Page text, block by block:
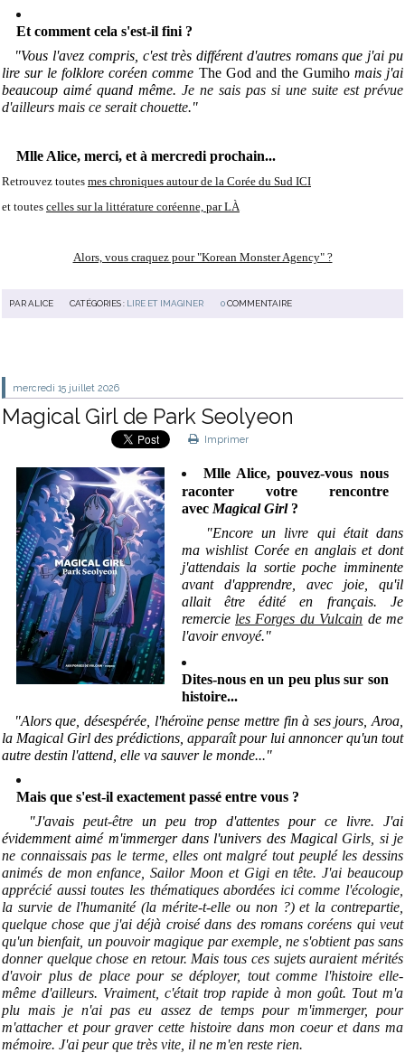
Et comment cela s'est-il fini ?
"Vous l'avez compris, c'est très différent d'autres romans que j'ai pu
lire sur le folklore coréen comme The God and the Gumihomais j'ai
beaucoup aimé quand même. Je ne sais pas si une suite est prévue
d'ailleurs mais ce serait chouette."
Mlle Alice, merci, et à mercredi prochain...
Retrouvez toutes mes chroniques autour de la Corée du Sud ICI
et toutes celles sur la littérature coréenne, par LÀ
Alors, vous craquez pour "Korean Monster Agency" ?
PARALICE CATÉGORIES : LIRE ET IMAGINER 0 COMMENTAIRE
mercredi 15 juillet 2026
Magical Girl de Park Seolyeon
Imprimer
Mlle Alice, pouvez-vous nous
raconter votre rencontre
avec Magical Girl ?
"Encore un livre qui était dans
mawishlistCorée en anglais et dont
j'attendais la sortie poche imminente
avant d'apprendre, avec joie, qu'il
allait être édité en français. Je
remercie les Forges du Vulcain de me
l'avoir envoyé."
Dites-nous en un peu plus sur son
histoire...
"Alors que, désespérée, l'héroïne pense mettre fin à ses jours, Aroa,
la Magical Girl des prédictions, apparaîtpour lui annoncer qu'un tout
autre destin l'attend, elle va sauver le monde..."
Mais que s'est-il exactement passé entre vous ?
"J'avais peut-êtreun peu trop d'attentes pour ce livre. J'ai
évidemment aimé m'immerger dans l'univers des Magical Girls, si je
ne connaissais pas le terme, elles ont malgré tout peuplé les dessins
animés de mon enfance, Sailor Moon et Gigi en tête. J'ai beaucoup
apprécié aussi toutes les thématiques abordées ici comme l'écologie,
la survie de l'humanité (la mérite-t-elle ou non ?) et la contrepartie,
quelque chose que j'ai déjà croisé dans des romans coréens qui veut
qu'un bienfait, un pouvoir magique par exemple, ne s'obtient pas sans
donner quelque chose en retour. Mais tous ces sujets auraient mérités
d'avoir plus de place pour se déployer, tout comme l'histoire elle-
même d'ailleurs. Vraiment, c'était trop rapide à mon goût. Tout m'a
plu mais je n'ai pas eu assez de temps pour m'immerger, pour
m'attacher et pour graver cette histoire dans mon coeur et dans ma
mémoire. J'ai peur que très vite, il ne m'en reste rien.